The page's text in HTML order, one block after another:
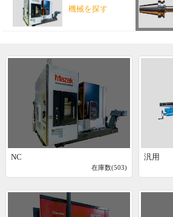
機械を探す
NC
在庫数(503)
汎用